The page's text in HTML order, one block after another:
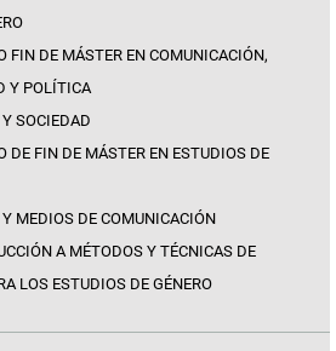
FIN DE MÁSTER EN COMUNICACIÓN,
Y POLÍTICA
SOCIEDAD
DE FIN DE MÁSTER EN ESTUDIOS DE
Y MEDIOS DE COMUNICACIÓN
A MÉTODOS Y TÉCNICAS DE
LOS ESTUDIOS DE GÉNERO